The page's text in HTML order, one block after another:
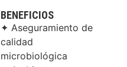
BENEFICIOS
✦ Aseguramiento de
calidad
microbiológica